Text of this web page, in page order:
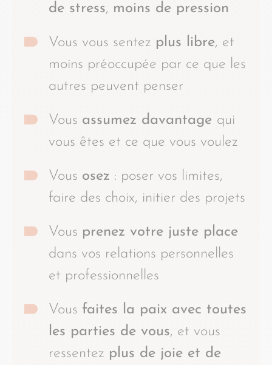
de stress, moins de pression
Vous vous sentez plus libre, et
moins préoccupée par ce que les
autres peuvent penser
Vous assumez davantage qui
vous êtes et ce que vous voulez
Vous osez : poser vos limites,
faire des choix, initier des projets
Vous prenez votre juste place
dans vos relations personnelles
et professionnelles
Vous faites la paix avec toutes
les parties de vous, et vous
ressentez plus de joie et de